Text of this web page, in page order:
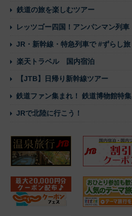
鉄道の旅を楽しむツアー
レッツゴー四国！アンパンマン列車
JR・新幹線・特急列車で #ずらし旅
楽天トラベル 国内宿泊
【JTB】日帰り新幹線ツアー
鉄道ファン集まれ！ 鉄道博物館特集
JRで北陸に行こう！